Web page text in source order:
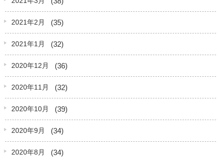
2021年2月 (35)
2021年1月 (32)
2020年12月 (36)
2020年11月 (32)
2020年10月 (39)
2020年9月 (34)
2020年8月 (34)